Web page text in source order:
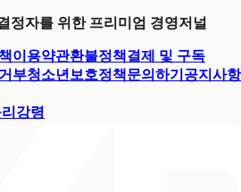
정자를 위한 프리미엄 경영저널
이용약관환불정책결제 및 구독
부청소년보호정책문의하기 공지사항
강령